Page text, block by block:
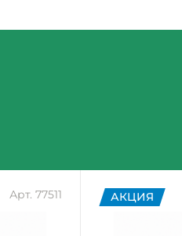
Арт. 77511 АКЦИЯ